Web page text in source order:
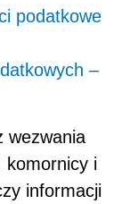
podatkowe
–
wezwania
komornicy i
informacji